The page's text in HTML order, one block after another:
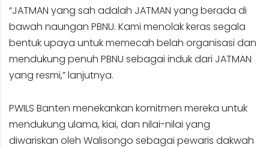
“JATMAN yang sah adalah JATMAN yang berada di
bawah naungan PBNU. Kami menolak keras segala
bentuk upaya untuk memecah belah organisasi dan
mendukung penuh PBNU sebagai induk dari JATMAN
yang resmi,” lanjutnya.
PWILS Banten menekankan komitmen mereka untuk
mendukung ulama, kiai, dan nilai-nilai yang
diwariskan oleh Walisongo sebagai pewaris dakwah